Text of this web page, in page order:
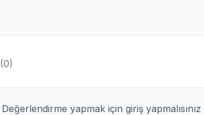
(0)
Değerlendirme yapmak için giriş yapmalısınız